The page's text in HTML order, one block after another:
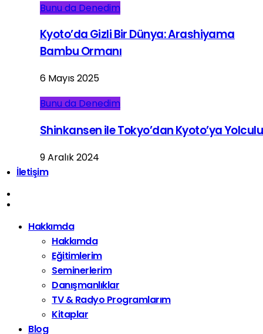
Bunu da Denedim
Kyoto’da Gizli Bir Dünya: Arashiyama
Bambu Ormanı
6 Mayıs 2025
Bunu da Denedim
Shinkansen ile Tokyo’dan Kyoto’ya
9 Aralık 2024
İletişim
Hakkımda
Hakkımda
Eğitimlerim
Seminerlerim
Danışmanlıklar
TV & Radyo Programlarım
Kitaplar
Blog